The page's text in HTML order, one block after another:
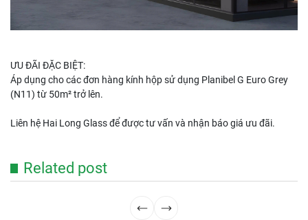
ƯU ĐÃI ĐẶC BIỆT:
Áp dụng cho các đơn hàng kính hộp sử dụng Planibel G Euro Grey
(N11) từ 50m² trở lên.
Liên hệ Hai Long Glass để được tư vấn và nhận báo giá ưu đãi.
Related post